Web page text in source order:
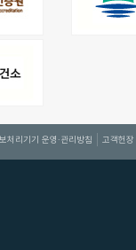
처리기기 운영·관리방침 고객헌